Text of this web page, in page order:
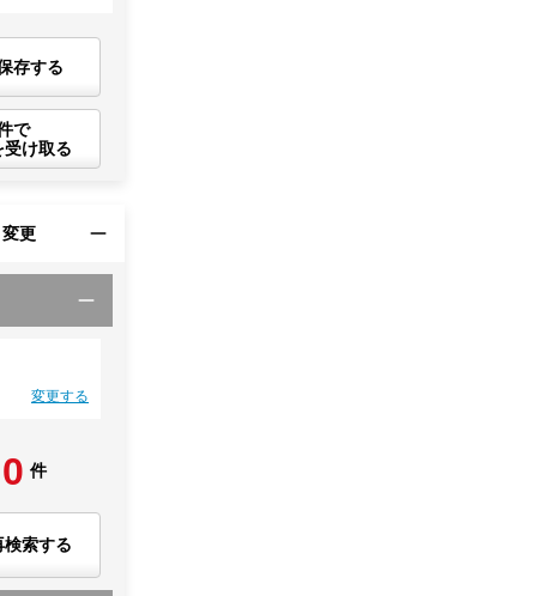
存する
で
受け取る
更
変更する
0 件
検索する